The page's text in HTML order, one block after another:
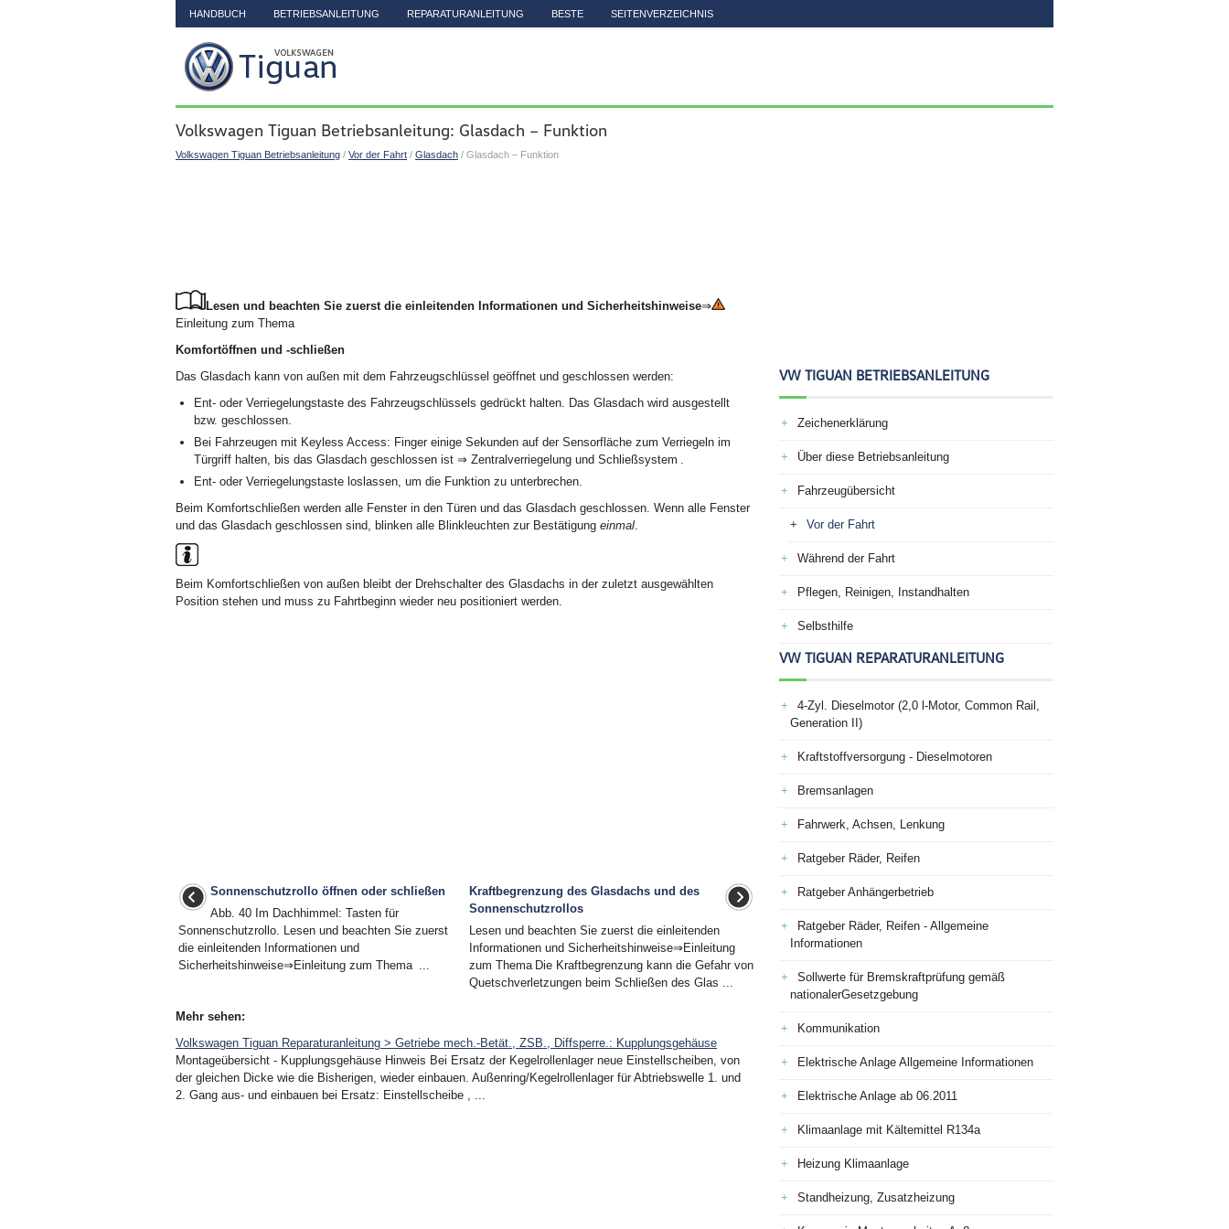
HANDBUCH BETRIEBSANLEITUNG REPARATURANLEITUNG BESTE SEITENVERZEICHNIS
Volkswagen Tiguan Betriebsanleitung: Glasdach – Funktion
Volkswagen Tiguan Betriebsanleitung / Vor der Fahrt / Glasdach / Glasdach – Funktion
Lesen und beachten Sie zuerst die einleitenden Informationen und Sicherheitshinweise⇒
Einleitung zum Thema
Komfortöffnen und -schließen
Das Glasdach kann von außen mit dem Fahrzeugschlüssel geöffnet und geschlossen werden:
Ent- oder Verriegelungstaste des Fahrzeugschlüssels gedrückt halten. Das Glasdach wird ausgestellt
bzw. geschlossen.
Bei Fahrzeugen mit Keyless Access: Finger einige Sekunden auf der Sensorfläche zum Verriegeln im
Türgriff halten, bis das Glasdach geschlossen ist ⇒ Zentralverriegelung und Schließsystem .
Ent- oder Verriegelungstaste loslassen, um die Funktion zu unterbrechen.
Beim Komfortschließen werden alle Fenster in den Türen und das Glasdach geschlossen. Wenn alle Fenster
und das Glasdach geschlossen sind, blinken alle Blinkleuchten zur Bestätigung einmal.
Beim Komfortschließen von außen bleibt der Drehschalter des Glasdachs in der zuletzt ausgewählten
Position stehen und muss zu Fahrtbeginn wieder neu positioniert werden.
Sonnenschutzrollo öffnen oder schließen
Abb. 40 Im Dachhimmel: Tasten für
Sonnenschutzrollo. Lesen und beachten Sie zuerst
die einleitenden Informationen und
Sicherheitshinweise⇒Einleitung zum Thema ...
Kraftbegrenzung des Glasdachs und des
Sonnenschutzrollos
Lesen und beachten Sie zuerst die einleitenden
Informationen und Sicherheitshinweise⇒Einleitung
zum Thema Die Kraftbegrenzung kann die Gefahr von
Quetschverletzungen beim Schließen des Glas ...
Mehr sehen:
Volkswagen Tiguan Reparaturanleitung > Getriebe mech.-Betät., ZSB., Diffsperre.: Kupplungsgehäuse
Montageübersicht - Kupplungsgehäuse Hinweis Bei Ersatz der Kegelrollenlager neue Einstellscheiben, von
der gleichen Dicke wie die Bisherigen, wieder einbauen. Außenring/Kegelrollenlager für Abtriebswelle 1. und
2. Gang aus- und einbauen bei Ersatz: Einstellscheibe , ...
VW TIGUAN BETRIEBSANLEITUNG
Zeichenerklärung
Über diese Betriebsanleitung
Fahrzeugübersicht
Vor der Fahrt
Während der Fahrt
Pflegen, Reinigen, Instandhalten
Selbsthilfe
VW TIGUAN REPARATURANLEITUNG
4-Zyl. Dieselmotor (2,0 l-Motor, Common Rail,
Generation II)
Kraftstoffversorgung - Dieselmotoren
Bremsanlagen
Fahrwerk, Achsen, Lenkung
Ratgeber Räder, Reifen
Ratgeber Anhängerbetrieb
Ratgeber Räder, Reifen - Allgemeine
Informationen
Sollwerte für Bremskraftprüfung gemäß
nationalerGesetzgebung
Kommunikation
Elektrische Anlage Allgemeine Informationen
Elektrische Anlage ab 06.2011
Klimaanlage mit Kältemittel R134a
Heizung Klimaanlage
Standheizung, Zusatzheizung